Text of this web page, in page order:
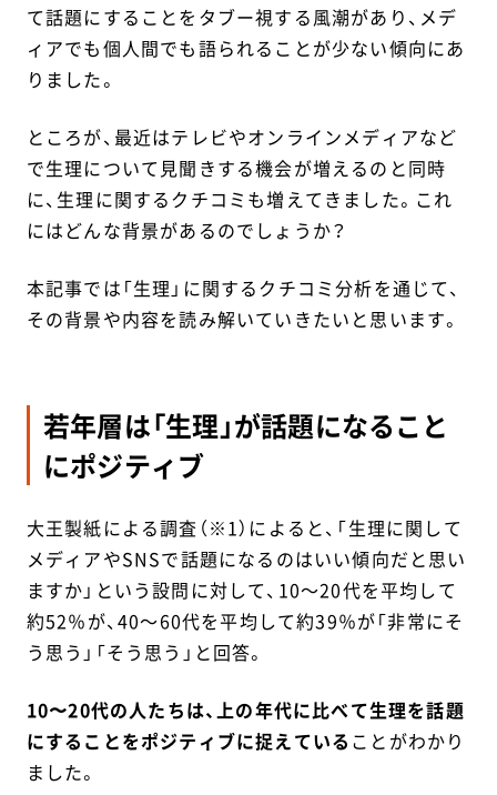
て話題にすることをタブー視する風潮があり、メデ
ィアでも個人間でも語られることが少ない傾向にあ
りました。
ところが、最近はテレビやオンラインメディアなど
で生理について見聞きする機会が増えるのと同時
に、生理に関するクチコミも増えてきました。これ
にはどんな背景があるのでしょうか？
本記事では「生理」に関するクチコミ分析を通じて、
その背景や内容を読み解いていきたいと思います。
若年層は「生理」が話題になること
にポジティブ
大王製紙による調査（※1）によると、「生理に関して
メディアやSNSで話題になるのはいい傾向だと思い
ますか」という設問に対して、10～20代を平均して
約52％が、40～60代を平均して約39％が「非常にそ
う思う」「そう思う」と回答。
10〜20代の人たちは、上の年代に比べて生理を話題
にすることをポジティブに捉えている ことがわかり
ました。